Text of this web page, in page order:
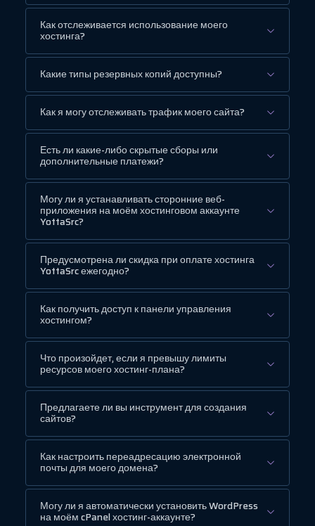
Как отслеживается использование моего
хостинга?
Какие типы резервных копий доступны?
Как я могу отслеживать трафик моего сайта?
Есть ли какие-либо скрытые сборы или
дополнительные платежи?
Могу ли я устанавливать сторонние веб-
приложения на моём хостинговом аккаунте
YottaSrc?
Предусмотрена ли скидка при оплате хостинга
YottaSrc ежегодно?
Как получить доступ к панели управления
хостингом?
Что произойдет, если я превышу лимиты
ресурсов моего хостинг-плана?
Предлагаете ли вы инструмент для создания
сайтов?
Как настроить переадресацию электронной
почты для моего домена?
Могу ли я автоматически установить WordPress
на моём cPanel хостинг-аккаунте?